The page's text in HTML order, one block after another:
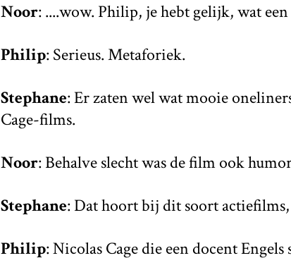
Noor: ....wow. Philip, je hebt gelijk, wat
Philip: Serieus. Metaforiek.
Stephane: Er zaten wel wat mooie
Cage-films.
Noor: Behalve slecht was de film ook
Stephane: Dat hoort bij dit soort
Philip: Nicolas Cage die een docent Engels